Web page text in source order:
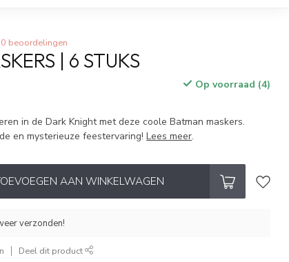
0 beoordelingen
| 6 STUKS
Op voorraad (4)
in de Dark Knight met deze coole Batman maskers.
en mysterieuze feestervaring!Lees meer.
AAN WINKELWAGEN
verzonden!
Deel dit product